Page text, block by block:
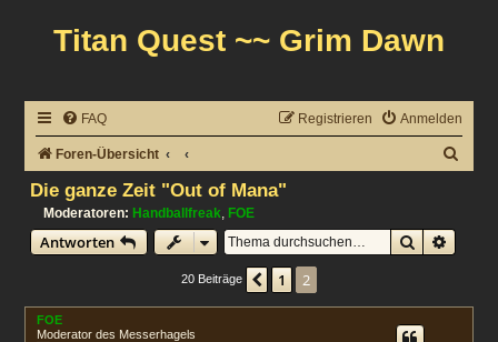
Titan Quest ~~ Grim Dawn
FAQ Anmelden
Registrieren
Foren-Übersicht
Die ganze Zeit "Out of Mana"
Moderatoren: Handballfreak ,FOE
Antworten Suche
20 Beiträge Vorherige
1 2
FOE
Moderator des Messerhagels